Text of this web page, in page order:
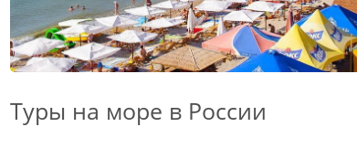
Туры на море в России